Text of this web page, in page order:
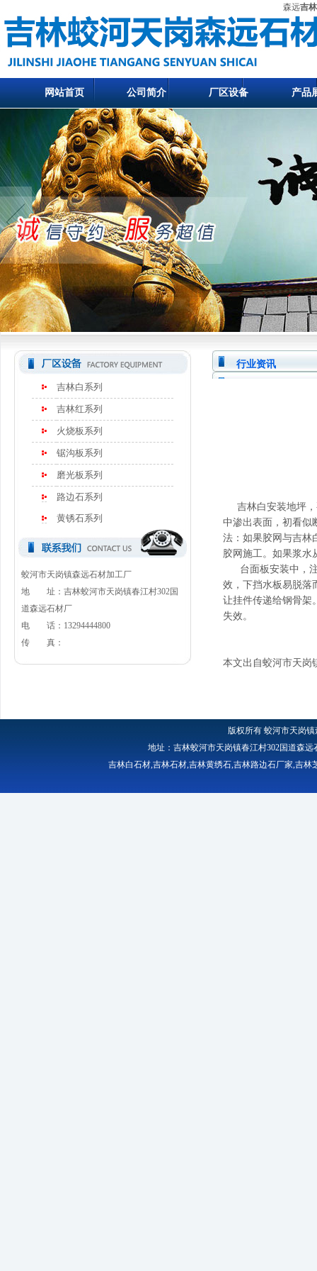
森远吉
网站首页 公司简介 厂区设备 产品
吉林白系列
吉林红系列
火烧板系列
锯沟板系列
磨光板系列
路边石系列
黄锈石系列
蛟河市天岗镇森远石材加工厂
地 址：吉林蛟河市天岗镇春江村302国
道森远石材厂
电 话：13294444800
传 真：
行业资讯
吉林白安装地坪，
中渗出表面，初看似
法：如果胶网与吉林
胶网施工。如果浆水
台面板安装中，注
效，下挡水板易脱落
让挂件传递给钢骨架
失效。
本文出自蛟河市天岗
版权所有蛟河市天岗
地址：吉林蛟河市天岗镇春江村302国道森远
吉林白石材,吉林石材,吉林黄绣石,吉林路边石厂家,吉林